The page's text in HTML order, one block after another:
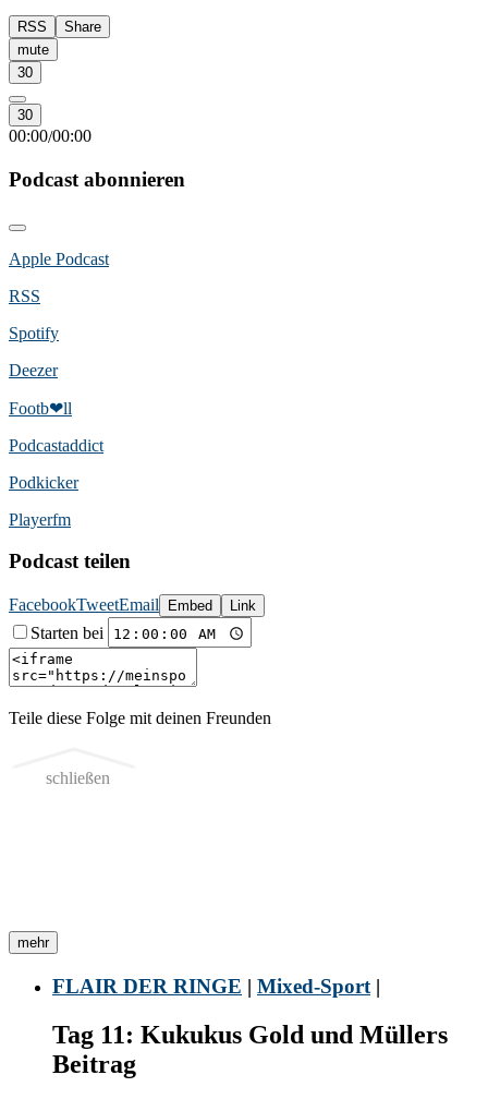
RSS
Share
mute
30
30
00:00/00:00
Podcast abonnieren
Apple Podcast
RSS
Spotify
Deezer
Footb❤ll
Podcast­addict
Podkicker
Playerfm
Podcast teilen
FacebookTweetEmail Embed Link
Starten bei
Teile diese Folge mit deinen Freunden
schließen
mehr
FLAIR DER RINGE | Mixed-Sport |
Tag 11: Kukukus Gold und Müllers
Beitrag